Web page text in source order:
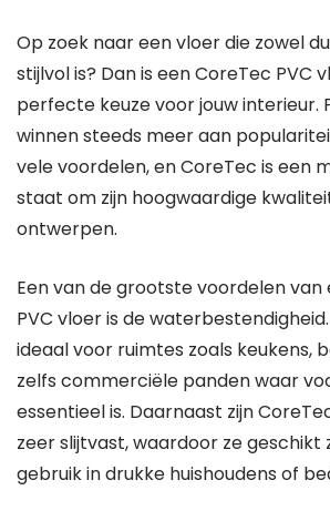
Op zoek naar een vloer die zowel
stijlvol is? Dan is een CoreTec PVC
perfecte keuze voor jouw interieur.
winnen steeds meer aan
vele voordelen, en CoreTec is een
staat om zijn hoogwaardige
ontwerpen.
Een van de grootste voordelen van
PVC vloer is de
ideaal voor ruimtes zoals keukens,
zelfs commerciële panden waar
essentieel is. Daarnaast zijn
zeer slijtvast, waardoor ze geschikt
gebruik in drukke huishoudens of